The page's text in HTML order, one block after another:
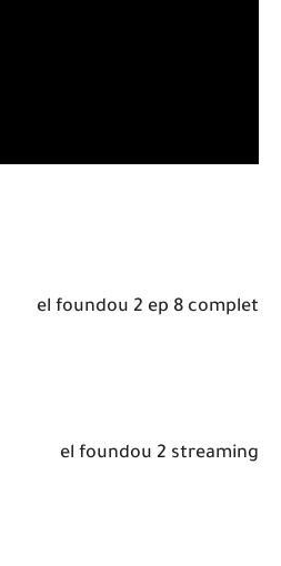
el foundou 2 ep 8 complet
el foundou 2 streaming